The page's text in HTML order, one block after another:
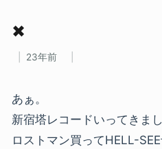
✖
23年前
あぁ。
新宿塔レコードいってきまし
ロストマン買ってHELL-SEE